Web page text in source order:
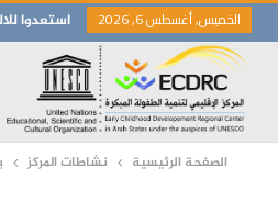
الخميس, أغسطس 6, 2026 استعدوا
الصفحة الرئيسية نشاطات المركز